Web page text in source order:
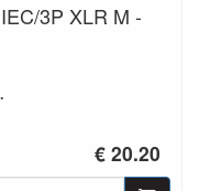
3P XLR M -
€ 20.20